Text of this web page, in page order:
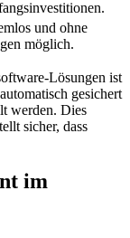
und ohne
möglich.
Lösungen ist
gesichert
werden. Dies
sicher, dass
im